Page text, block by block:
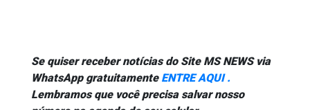
Se quiser receber notícias do Site MS NEWS via
WhatsApp gratuitamente ENTRE AQUI .
Lembramos que você precisa salvar nosso